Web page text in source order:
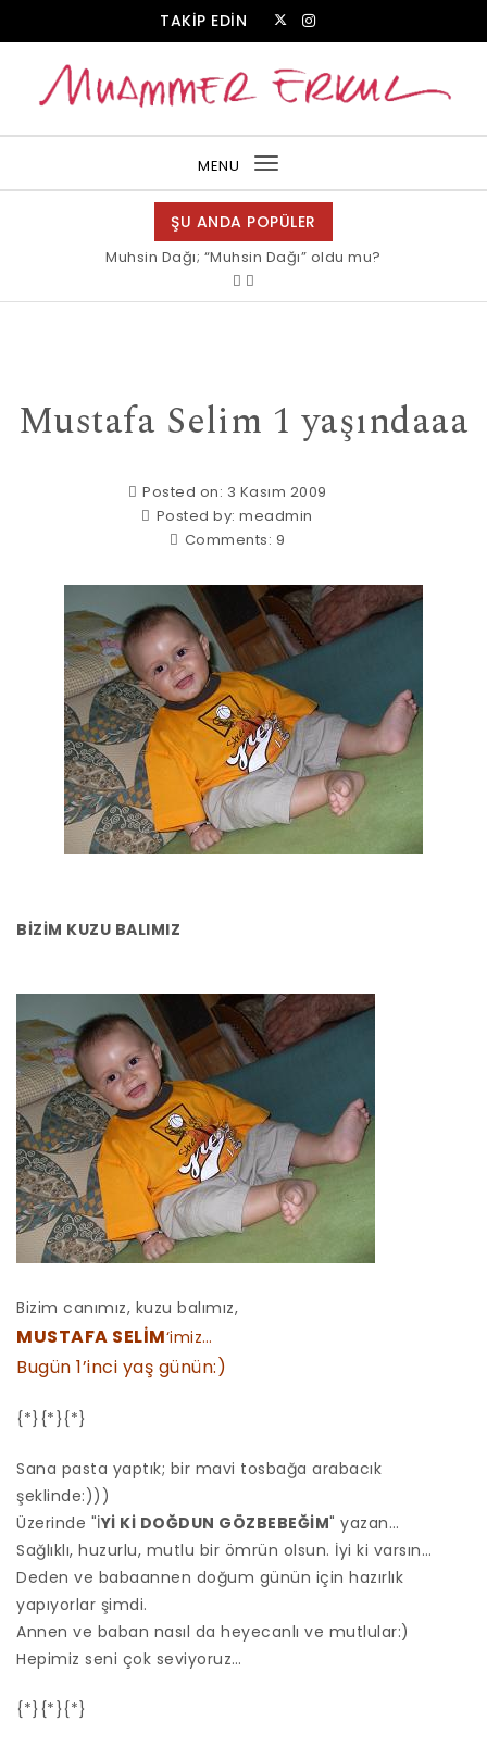
TAKİP EDİN
MENU
Toggle
navigation
ŞU ANDA POPÜLER
Muhsin Dağı; “Muhsin Dağı” oldu mu?
Allah bir, dese sözüne inanır mısın?
Mustafa Selim 1 yaşındaaa
Posted on: 3 Kasım 2009
Posted by:meadmin
Comments: 9
BİZİM KUZU BALIMIZ
Bizim canımız, kuzu balımız,
MUSTAFA SELİM‘imiz…
Bugün 1’inci yaş günün:)
{*}{*}{*}
Sana pasta yaptık; bir mavi tosbağa arabacık
şeklinde:)))
Üzerinde "İYİ Kİ DOĞDUN GÖZBEBEĞİM" yazan…
Sağlıklı, huzurlu, mutlu bir ömrün olsun. İyi ki varsın…
Deden ve babaannen doğum günün için hazırlık
yapıyorlar şimdi.
Annen ve baban nasıl da heyecanlı ve mutlular:)
Hepimiz seni çok seviyoruz…
{*}{*}{*}